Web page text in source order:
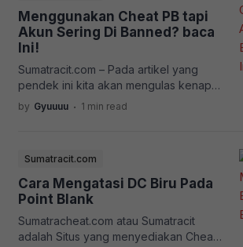
di report!
Menggunakan Cheat PB tapi
Akun Sering Di Banned? baca
Ini!
Sumatracit.com – Pada artikel yang
pendek ini kita akan mengulas kenapa
si Akun kita selalu di Banned? Kan
sudah menggunakan Cheat Point Blank
VIP adalah Cheat Point Blank VIP FULL
Bypass! Artinya Cheat Point Blank Gratis
Gampang Keditek oleh Sistem! Alasan
by Gyuuuu . 1 min read
Sumatracit.com
Cara Mengatasi DC Biru Pada
Point Blank
Sumatracheat.com atau Sumatracit
adalah Situs yang menyediakan Cheat